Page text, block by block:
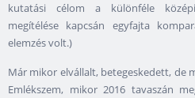
kutatási célom a különféle
megítélése kapcsán egyfajta
elemzés volt.)
Már mikor elvállalt, betegeskedett, de
Emlékszem, mikor 2016 tavaszán